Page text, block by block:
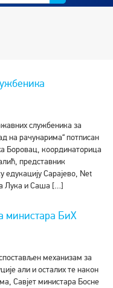
службеника за
на рачунарима“ потписан
Боровац, координаторица
представник
едукацију Сарајево, Net
Лука и Саша […]
министара БиХ
механизам за
али и осталих те након
Савјет министара Босне